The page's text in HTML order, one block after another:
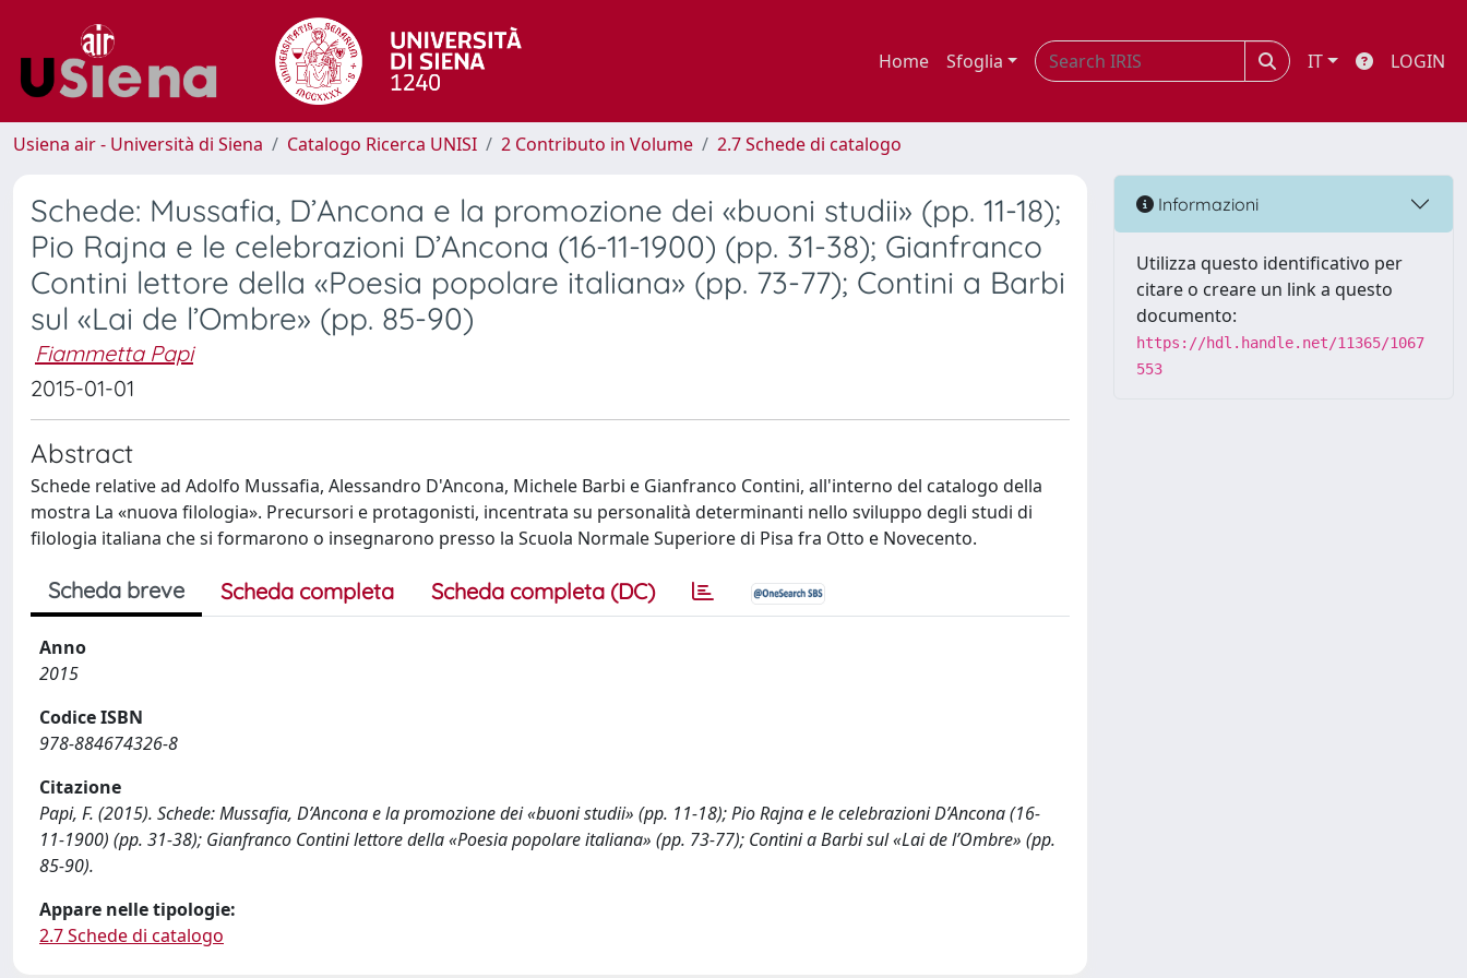
Home Sfoglia IT LOGIN
Usiena air - Università di Siena Catalogo Ricerca UNISI 2 Contributo in Volume 2.7 Schede di catalogo
Schede: Mussafia, D’Ancona e la promozione dei «buoni studii» (pp. 11-18);
Pio Rajna e le celebrazioni D’Ancona (16-11-1900) (pp. 31-38); Gianfranco
Contini lettore della «Poesia popolare italiana» (pp. 73-77); Contini a Barbi
sul «Lai de l’Ombre» (pp. 85-90)
Fiammetta Papi
2015-01-01
Abstract
Schede relative ad Adolfo Mussafia, Alessandro D'Ancona, Michele Barbi e Gianfranco Contini, all'interno del catalogo della
mostra La «nuova filologia». Precursori e protagonisti, incentrata su personalità determinanti nello sviluppo degli studi di
filologia italiana che si formarono o insegnarono presso la Scuola Normale Superiore di Pisa fra Otto e Novecento.
Scheda breve Scheda completa Scheda completa (DC)
Anno
2015
Codice ISBN
978-884674326-8
Citazione
Papi, F. (2015). Schede: Mussafia, D’Ancona e la promozione dei «buoni studii» (pp. 11-18); Pio Rajna e le celebrazioni D’Ancona (16-
11-1900) (pp. 31-38); Gianfranco Contini lettore della «Poesia popolare italiana» (pp. 73-77); Contini a Barbi sul «Lai de l’Ombre» (pp.
85-90).
Appare nelle tipologie:
2.7 Schede di catalogo
Informazioni
Utilizza questo identificativo per
citare o creare un link a questo
documento:
https://hdl.handle.net/11365/1067
553